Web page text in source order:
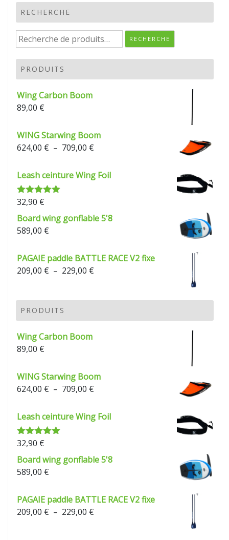
l’article
RECHERCHE
Recherche
pour :
RECHERCHE
PRODUITS
Wing Carbon Boom
89,00 €
WING Starwing Boom
624,00 € – 709,00 €
prix :
624,00 €
Leash ceinture Wing Foil
Note 5.00
32,90 €
Board wing gonflable 5'8
589,00 €
PAGAIE paddle BATTLE RACE V2 fixe
209,00 € – 229,00 €
à
PRODUITS
Wing Carbon Boom
89,00 €
WING Starwing Boom
624,00 € – 709,00 €
prix :
624,00 €
Leash ceinture Wing Foil
Note 5.00
32,90 €
Board wing gonflable 5'8
589,00 €
PAGAIE paddle BATTLE RACE V2 fixe
209,00 € – 229,00 €